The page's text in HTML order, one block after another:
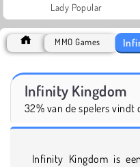
Lady Popular
MMO Games
Infinity Kingdom
32% van de spelers vindt
Infinity Kingdom is